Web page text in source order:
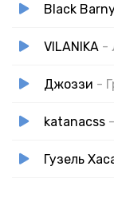
Black
VILANIKA -
Джоззи -
katanacss
Гузель